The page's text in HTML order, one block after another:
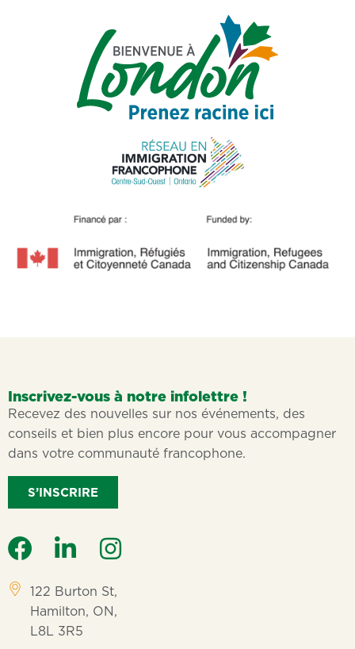
Inscrivez-vous à notre infolettre !
Recevez des nouvelles sur nos événements, des
conseils et bien plus encore pour vous accompagner
dans votre communauté francophone.
S’INSCRIRE
122 Burton St,
Hamilton, ON,
L8L 3R5